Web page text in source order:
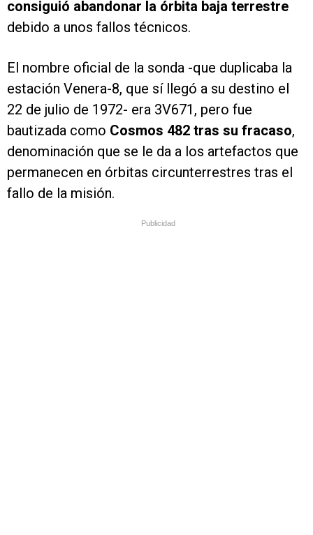
consiguió abandonar la órbita baja terrestre
debido a unos fallos técnicos.
El nombre oficial de la sonda -que duplicaba la
estación Venera-8, que sí llegó a su destino el
22 de julio de 1972- era 3V671, pero fue
bautizada como Cosmos 482 tras su fracaso,
denominación que se le da a los artefactos que
permanecen en órbitas circunterrestres tras el
fallo de la misión.
Publicidad